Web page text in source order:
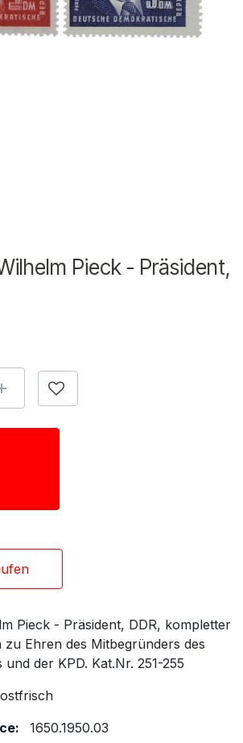
Pieck - Präsident,
Pieck - Präsident, DDR, kompletter
zu Ehren des Mitbegründers des
der KPD. Kat.Nr. 251-255
1650.1950.03